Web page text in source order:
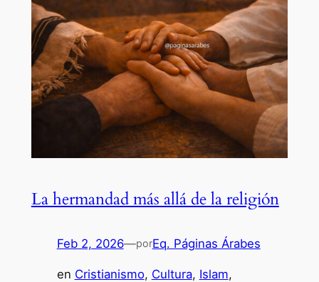
La hermandad más allá de la religión
Feb 2, 2026—porEq. Páginas Árabes
en Cristianismo, Cultura, Islam